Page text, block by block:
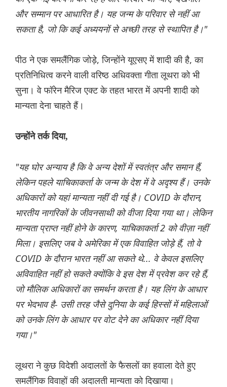
और सम्मान पर आधारित है। यह जन्म के परिवार से नहीं आ
सकता है, जो कि कई अध्ययनों से अच्छी तरह से स्थापित है।"
पीठ ने एक समलैंगिक जोड़े, जिन्होंने यूएसए में शादी की है, का
प्रतिनिधित्व करने वाली वरिष्ठ अधिवक्ता गीता लूथरा को भी
सुना। वे फॉरेन मैरिज एक्ट के तहत भारत में अपनी शादी को
मान्यता देना चाहते हैं।
उन्होंने तर्क दिया,
"यह घोर अन्याय है कि वे अन्य देशों में स्वतंत्र और समान हैं,
लेकिन पहले याचिकाकर्ता के जन्म के देश में वे अदृश्य हैं। उनके
अधिकारों को यहां मान्यता नहीं दी गई है। COVID के दौरान,
भारतीय नागरिकों के जीवनसाथी को वीजा दिया गया था। लेकिन
मान्यता प्राप्त नहीं होने के कारण, याचिकाकर्ता 2 को वीज़ा नहीं
मिला। इसलिए जब वे अमेरिका में एक विवाहित जोड़े हैं, तो वे
COVID के दौरान भारत नहीं आ सकते थे... वे केवल इसलिए
अविवाहित नहीं हो सकते क्योंकि वे इस देश में प्रवेश कर रहे हैं,
जो मौलिक अधिकारों का समर्थन करता है। यह लिंग के आधार
पर भेदभाव है- उसी तरह जैसे दुनिया के कई हिस्सों में महिलाओं
को उनके लिंग के आधार पर वोट देने का अधिकार नहीं दिया
गया।"
लूथरा ने कुछ विदेशी अदालतों के फैसलों का हवाला देते हुए
समलैंगिक विवाहों की अदालती मान्यता को दिखाया।